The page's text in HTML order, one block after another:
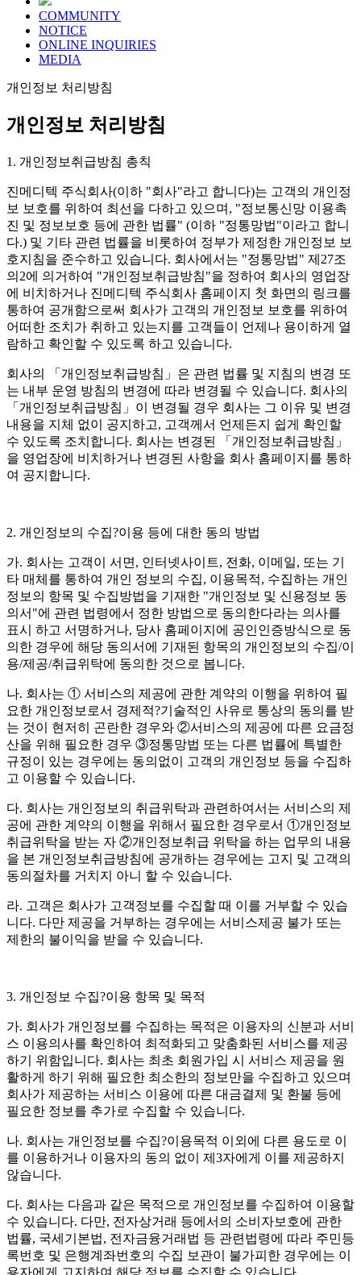
COMMUNITY
NOTICE
ONLINE INQUIRIES
MEDIA
개인정보 처리방침
개인정보 처리방침
1. 개인정보취급방침 총칙
진메디텍 주식회사(이하 "회사"라고 합니다)는 고객의 개인정
보 보호를 위하여 최선을 다하고 있으며, "정보통신망 이용촉
진 및 정보보호 등에 관한 법률" (이하 "정통망법"이라고 합니
다.) 및 기타 관련 법률을 비롯하여 정부가 제정한 개인정보 보
호지침을 준수하고 있습니다. 회사에서는 "정통망법" 제27조
의2에 의거하여 "개인정보취급방침"을 정하여 회사의 영업장
에 비치하거나 진메디텍 주식회사 홈페이지 첫 화면의 링크를
통하여 공개함으로써 회사가 고객의 개인정보 보호를 위하여
어떠한 조치가 취하고 있는지를 고객들이 언제나 용이하게 열
람하고 확인할 수 있도록 하고 있습니다.
회사의 「개인정보취급방침」은 관련 법률 및 지침의 변경 또
는 내부 운영 방침의 변경에 따라 변경될 수 있습니다. 회사의
「개인정보취급방침」이 변경될 경우 회사는 그 이유 및 변경
내용을 지체 없이 공지하고, 고객께서 언제든지 쉽게 확인할
수 있도록 조치합니다. 회사는 변경된 「개인정보취급방침」
을 영업장에 비치하거나 변경된 사항을 회사 홈페이지를 통하
여 공지합니다.
2. 개인정보의 수집?이용 등에 대한 동의 방법
가. 회사는 고객이 서면, 인터넷사이트, 전화, 이메일, 또는 기
타 매체를 통하여 개인 정보의 수집, 이용목적, 수집하는 개인
정보의 항목 및 수집방법을 기재한 "개인정보 및 신용정보 동
의서"에 관련 법령에서 정한 방법으로 동의한다라는 의사를
표시 하고 서명하거나, 당사 홈페이지에 공인인증방식으로 동
의한 경우에 해당 동의서에 기재된 항목의 개인정보의 수집/이
용/제공/취급위탁에 동의한 것으로 봅니다.
나. 회사는 ① 서비스의 제공에 관한 계약의 이행을 위하여 필
요한 개인정보로서 경제적?기술적인 사유로 통상의 동의를 받
는 것이 현저히 곤란한 경우와 ②서비스의 제공에 따른 요금정
산을 위해 필요한 경우 ③정통망법 또는 다른 법률에 특별한
규정이 있는 경우에는 동의없이 고객의 개인정보 등을 수집하
고 이용할 수 있습니다.
다. 회사는 개인정보의 취급위탁과 관련하여서는 서비스의 제
공에 관한 계약의 이행을 위해서 필요한 경우로서 ①개인정보
취급위탁을 받는 자 ②개인정보취급 위탁을 하는 업무의 내용
을 본 개인정보취급방침에 공개하는 경우에는 고지 및 고객의
동의절차를 거치지 아니 할 수 있습니다.
라. 고객은 회사가 고객정보를 수집할 때 이를 거부할 수 있습
니다. 다만 제공을 거부하는 경우에는 서비스제공 불가 또는
제한의 불이익을 받을 수 있습니다.
3. 개인정보 수집?이용 항목 및 목적
가. 회사가 개인정보를 수집하는 목적은 이용자의 신분과 서비
스 이용의사를 확인하여 최적화되고 맞춤화된 서비스를 제공
하기 위함입니다. 회사는 최초 회원가입 시 서비스 제공을 원
활하게 하기 위해 필요한 최소한의 정보만을 수집하고 있으며
회사가 제공하는 서비스 이용에 따른 대금결제 및 환불 등에
필요한 정보를 추가로 수집할 수 있습니다.
나. 회사는 개인정보를 수집?이용목적 이외에 다른 용도로 이
를 이용하거나 이용자의 동의 없이 제3자에게 이를 제공하지
않습니다.
다. 회사는 다음과 같은 목적으로 개인정보를 수집하여 이용할
수 있습니다. 다만, 전자상거래 등에서의 소비자보호에 관한
법률, 국세기본법, 전자금융거래법 등 관련법령에 따라 주민등
록번호 및 은행계좌번호의 수집 보관이 불가피한 경우에는 이